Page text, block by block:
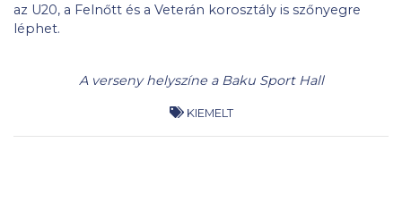
az U20, a Felnőtt és a Veterán korosztály is szőnyegre
léphet.
A verseny helyszíne a Baku Sport Hall
KIEMELT